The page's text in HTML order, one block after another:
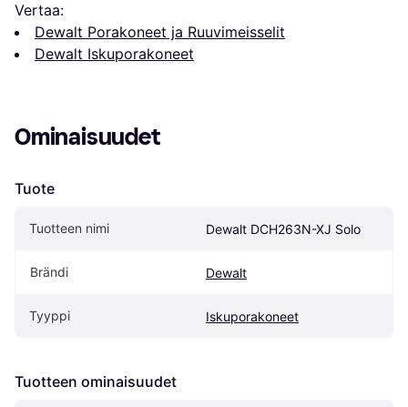
Vertaa:
Dewalt Porakoneet ja Ruuvimeisselit
Dewalt Iskuporakoneet
Ominaisuudet
Tuote
Tuotteen nimi Dewalt ‎DCH263N-XJ Solo
Brändi Dewalt
Tyyppi Iskuporakoneet
Tuotteen ominaisuudet